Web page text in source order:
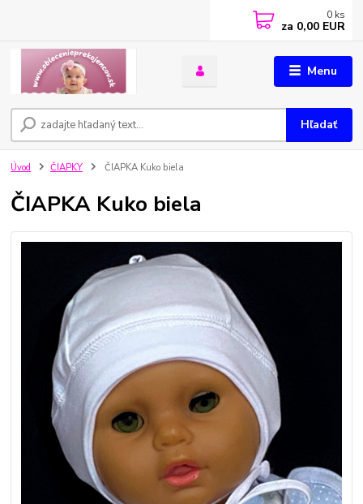
Menu
Hľadať
0 ks
za 0,00 EUR
Úvod ČIAPKY ČIAPKA Kuko biela
ČIAPKA Kuko biela